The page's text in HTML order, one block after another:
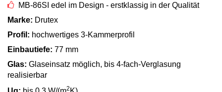
Loftfenster
Nach aussen öffnende
Niederländische Fenster
Faltschiebetüren Aluminium
Faltschiebetüren Holz
Raffstoren konfigurieren
WEITERE OPTIONEN
Rollläden Übersicht
Raffstoren Übersicht
Energiesparfenster
Sicherheitsfenster
Schallschutzfenster
MB-86SI edel im Design - erstklassig in der Qualität
Marke: Drutex
Profil: hochwertiges 3-Kammerprofil
Einbautiefe: 77 mm
Glas: Glaseinsatz möglich, bis 4-fach-Verglasung
realisierbar
2